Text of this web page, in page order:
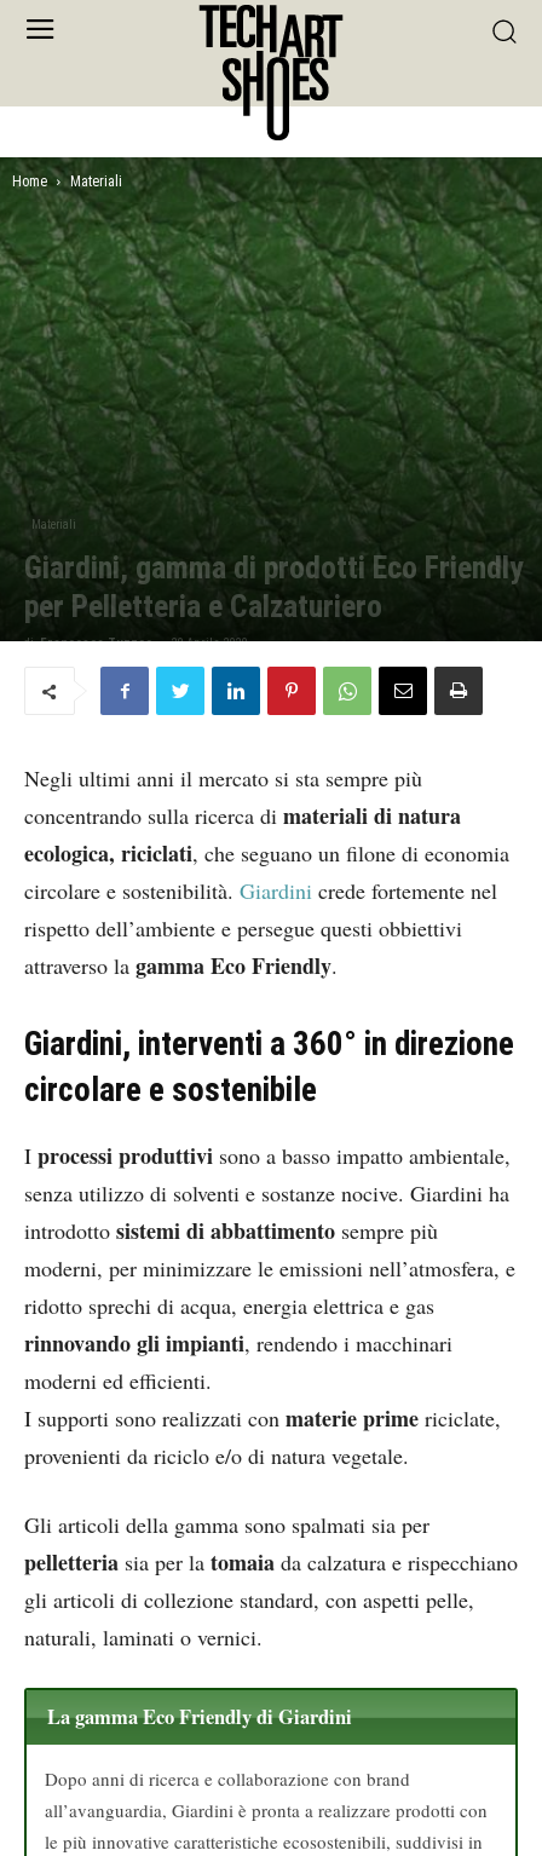
Home Materiali
Materiali
Giardini, gamma di prodotti Eco Friendly
per Pelletteria e Calzaturiero
di Francesca Tuzzeo - 20 Aprile 2020
Negli ultimi anni il mercato si sta sempre più
concentrando sulla ricerca di materiali di natura
ecologica, riciclati, che seguano un filone di economia
circolare e sostenibilità. Giardini crede fortemente nel
rispetto dell’ambiente e persegue questi obbiettivi
attraverso la gamma Eco Friendly.
Giardini, interventi a 360° in direzione
circolare e sostenibile
I processi produttivi sono a basso impatto ambientale,
senza utilizzo di solventi e sostanze nocive. Giardini ha
introdotto sistemi di abbattimento sempre più
moderni, per minimizzare le emissioni nell’atmosfera, e
ridotto sprechi di acqua, energia elettrica e gas
rinnovando gli impianti, rendendo i macchinari
moderni ed efficienti.
I supporti sono realizzati con materie prime riciclate,
provenienti da riciclo e/o di natura vegetale.
Gli articoli della gamma sono spalmati sia per
pelletteria sia per la tomaia da calzatura e rispecchiano
gli articoli di collezione standard, con aspetti pelle,
naturali, laminati o vernici.
La gamma Eco Friendly di Giardini
Dopo anni di ricerca e collaborazione con brand
all’avanguardia, Giardini è pronta a realizzare prodotti con
le più innovative caratteristiche ecosostenibili, suddivisi in